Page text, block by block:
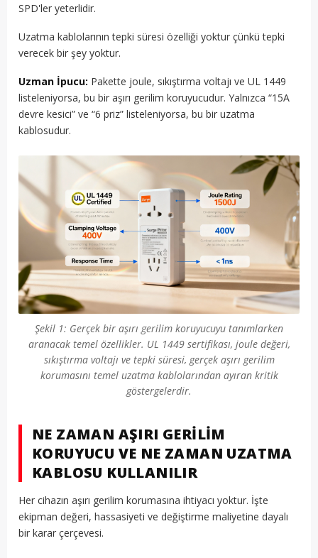
SPD'ler yeterlidir.
Uzatma kablolarının tepki süresi özelliği yoktur çünkü tepki
verecek bir şey yoktur.
Uzman İpucu: Pakette joule, sıkıştırma voltajı ve UL 1449
listeleniyorsa, bu bir aşırı gerilim koruyucudur. Yalnızca “15A
devre kesici” ve “6 priz” listeleniyorsa, bu bir uzatma
kablosudur.
Şekil 1: Gerçek bir aşırı gerilim koruyucuyu tanımlarken
aranacak temel özellikler. UL 1449 sertifikası, joule değeri,
sıkıştırma voltajı ve tepki süresi, gerçek aşırı gerilim
korumasını temel uzatma kablolarından ayıran kritik
göstergelerdir.
NE ZAMAN AŞIRI GERILIM
KORUYUCU VE NE ZAMAN UZATMA
KABLOSU KULLANILIR
Her cihazın aşırı gerilim korumasına ihtiyacı yoktur. İşte
ekipman değeri, hassasiyeti ve değiştirme maliyetine dayalı
bir karar çerçevesi.